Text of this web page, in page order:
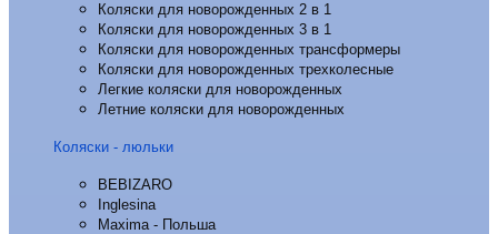
Коляски для новорожденных 2 в 1
Коляски для новорожденных 3 в 1
Коляски для новорожденных трансформеры
Коляски для новорожденных трехколесные
Легкие коляски для новорожденных
Летние коляски для новорожденных
Коляски - люльки
BEBIZARO
Inglesina
Maxima - Польша